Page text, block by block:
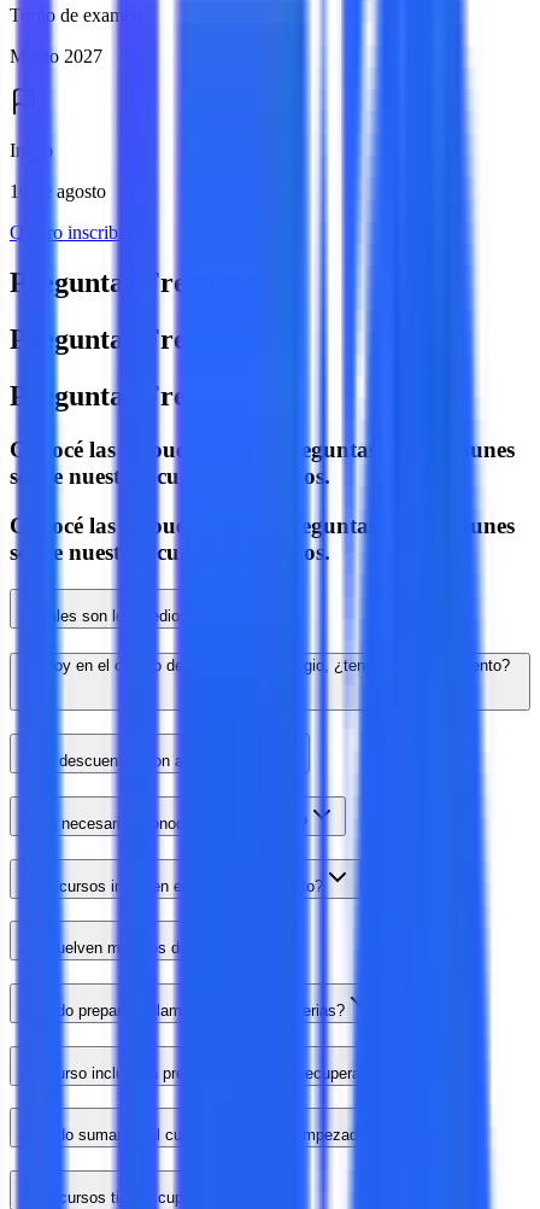
Turno de examen
Marzo 2027
Inicio
10 de agosto
Quiero inscribirme
Preguntas Frecuentes
Preguntas Frecuentes
Preguntas Frecuentes
Conocé las respuestas a las preguntas más comunes
sobre nuestros cursos y servicios.
Conocé las respuestas a las preguntas más comunes
sobre nuestros cursos y servicios.
¿Cuáles son los medios de pago?
Estoy en el cuadro de honor de mi colegio, ¿tengo algún descuento?
¿Los descuentos son acumulables?
¿Son necesarios conocimientos previos?
¿Los cursos incluyen el material completo?
¿Resuelven modelos de examen?
¿Puedo preparar solamente algunas materias?
¿El curso incluye la preparación para el recuperatorio?
¿Puedo sumarme al curso luego de ya empezado?
¿Los cursos tienen cupo?